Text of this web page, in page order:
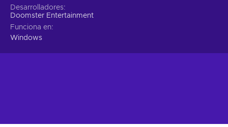
Desarrolladores
Doomster Entertainment
Funciona en
Windows